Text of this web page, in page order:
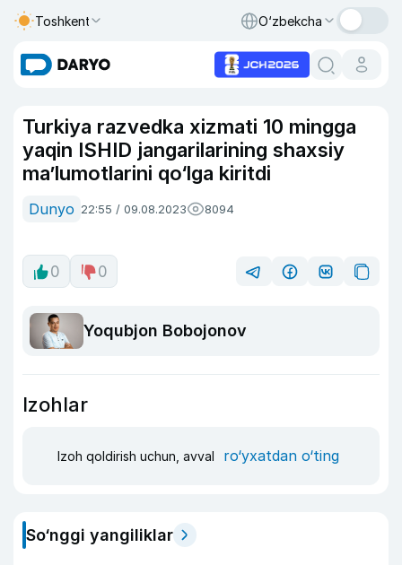
Toshkent O‘zbekcha
Turkiya razvedka xizmati 10 mingga
yaqin ISHID jangarilarining shaxsiy
ma’lumotlarini qo‘lga kiritdi
Dunyo 22:55 / 09.08.2023 8094
0 0
Yoqubjon Bobojonov
Izohlar
Izoh qoldirish uchun, avval ro‘yxatdan o‘ting
So‘nggi yangiliklar